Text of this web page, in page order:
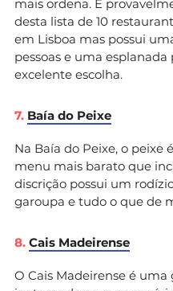
mais ordena. É
desta lista de 10
em Lisboa mas possui
pessoas e uma
excelente escolha.
7. Baía do Peixe
Na Baía do Peixe, o peixe
menu mais barato que
discrição possui um
garoupa e tudo o que de
8. Cais Madeirense
O Cais Madeirense é